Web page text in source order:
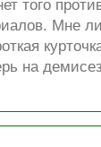
того
Мне
на